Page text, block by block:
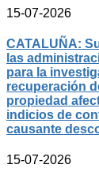
15-07-2026
CATALUÑA:
las
para la
recuperación
propiedad
indicios de
causante
15-07-2026